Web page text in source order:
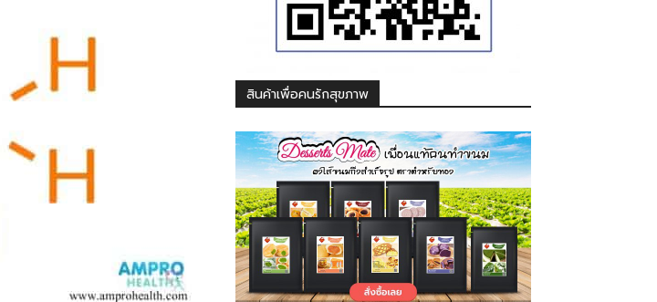
สินค้าเพื่อคนรักสุขภาพ